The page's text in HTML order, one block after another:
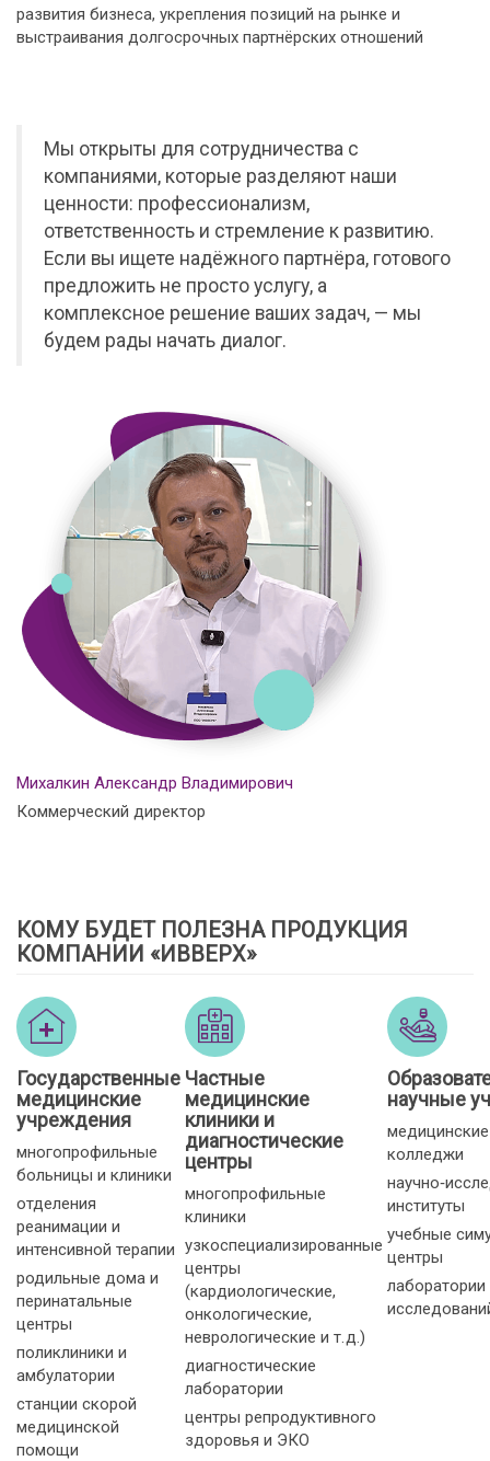
развития бизнеса, укрепления позиций на рынке и
выстраивания долгосрочных партнёрских отношений
Мы открыты для сотрудничества с
компаниями, которые разделяют наши
ценности: профессионализм,
ответственность и стремление к развитию.
Если вы ищете надёжного партнёра, готового
предложить не просто услугу, а
комплексное решение ваших задач, — мы
будем рады начать диалог.
Михалкин Александр Владимирович
Коммерческий директор
КОМУ БУДЕТ ПОЛЕЗНА ПРОДУКЦИЯ
КОМПАНИИ «ИВВЕРХ»
Государственные
медицинские
учреждения
многопрофильные
больницы и клиники
отделения
реанимации и
интенсивной терапии
родильные дома и
перинатальные
центры
поликлиники и
амбулатории
станции скорой
медицинской
помощи
Частные
медицинские
клиники и
диагностические
центры
многопрофильные
клиники
узкоспециализированные
центры
(кардиологические,
онкологические,
неврологические и т. д.)
диагностические
лаборатории
центры репродуктивного
здоровья и ЭКО
научные
колледжи
институты
учебные
центры
лаборатории